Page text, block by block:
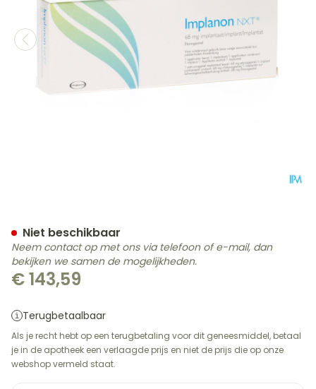
€ 143,59
Terugbetaalbaar
Als je recht hebt op een terugbetaling voor dit geneesmiddel, betaal
je in de apotheek een verlaagde prijs en niet de prijs die op onze
webshop vermeld staat.
Niet beschikbaar
Neem contact op met ons via telefoon of e-mail, dan
bekijken we samen de mogelijkheden.